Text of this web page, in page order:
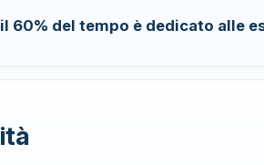
60% del tempo è dedicato alle